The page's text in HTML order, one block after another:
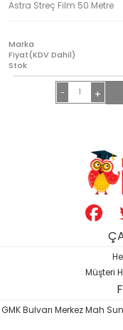
Astra Streç Film 50 Metre
Marka
Fiyat(KDV Dahil)
Stok
- +
Müşteri
GMK Bulvarı Merkez Mah